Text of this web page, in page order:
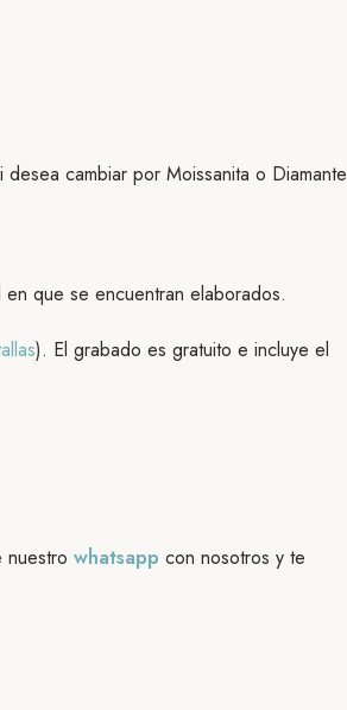
cambiar por Moissanita o Diamante
que se encuentran elaborados.
). El grabado es gratuito e incluye el
nuestro whatsapp con nosotros y te